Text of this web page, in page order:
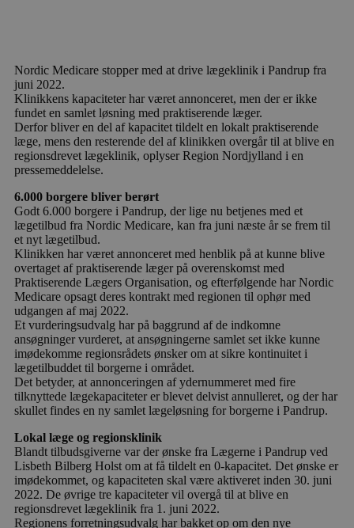
Nordic Medicare stopper med at drive lægeklinik i Pandrup fra
juni 2022.
Klinikkens kapaciteter har været annonceret, men der er ikke
fundet en samlet løsning med praktiserende læger.
Derfor bliver en del af kapacitet tildelt en lokalt praktiserende
læge, mens den resterende del af klinikken overgår til at blive en
regionsdrevet lægeklinik, oplyser Region Nordjylland i en
pressemeddelelse.
6.000 borgere bliver berørt
Godt 6.000 borgere i Pandrup, der lige nu betjenes med et
lægetilbud fra Nordic Medicare, kan fra juni næste år se frem til
et nyt lægetilbud.
Klinikken har været annonceret med henblik på at kunne blive
overtaget af praktiserende læger på overenskomst med
Praktiserende Lægers Organisation, og efterfølgende har Nordic
Medicare opsagt deres kontrakt med regionen til ophør med
udgangen af maj 2022.
Et vurderingsudvalg har på baggrund af de indkomne
ansøgninger vurderet, at ansøgningerne samlet set ikke kunne
imødekomme regionsrådets ønsker om at sikre kontinuitet i
lægetilbuddet til borgerne i området.
Det betyder, at annonceringen af ydernummeret med fire
tilknyttede lægekapaciteter er blevet delvist annulleret, og der har
skullet findes en ny samlet lægeløsning for borgerne i Pandrup.
Lokal læge og regionsklinik
Blandt tilbudsgiverne var der ønske fra Lægerne i Pandrup ved
Lisbeth Bilberg Holst om at få tildelt en 0-kapacitet. Det ønske er
imødekommet, og kapaciteten skal være aktiveret inden 30. juni
2022. De øvrige tre kapaciteter vil overgå til at blive en
regionsdrevet lægeklinik fra 1. juni 2022.
Regionens forretningsudvalg har bakket op om den nye